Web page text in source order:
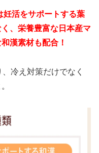
妊活をサポートする葉
、 栄養豊富な日本産マ
漢素材も配合！
冷え対策だけでなく